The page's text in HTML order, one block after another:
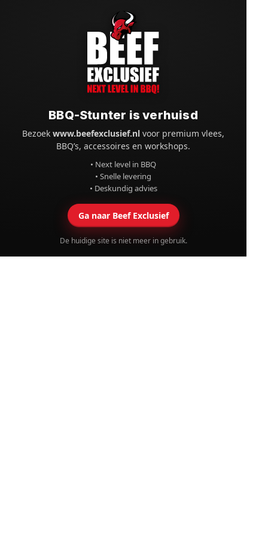
BBQ-Stunter is verhuisd
Bezoekwww.beefexclusief.nl voor premium vlees,
BBQ’s, accessoires en workshops.
• Next level in BBQ
• Snelle levering
• Deskundig advies
Ga naar Beef Exclusief
De huidige site is niet meer in gebruik.